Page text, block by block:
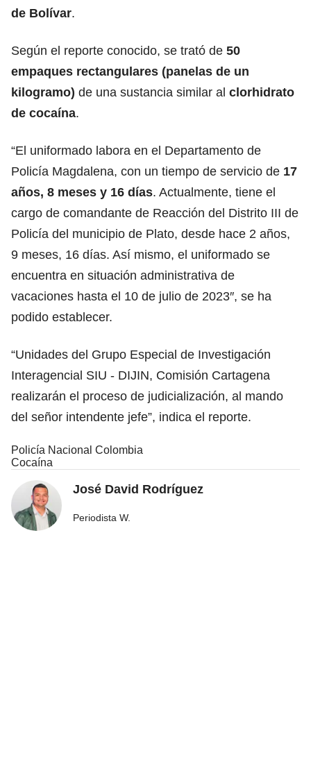
de Bolívar.
Según el reporte conocido, se trató de 50
empaques rectangulares (panelas de un
kilogramo) de una sustancia similar al clorhidrato
de cocaína.
“El uniformado labora en el Departamento de
Policía Magdalena, con un tiempo de servicio de 17
años, 8 meses y 16 días. Actualmente, tiene el
cargo de comandante de Reacción del Distrito III de
Policía del municipio de Plato, desde hace 2 años,
9 meses, 16 días. Así mismo, el uniformado se
encuentra en situación administrativa de
vacaciones hasta el 10 de julio de 2023″, se ha
podido establecer.
“Unidades del Grupo Especial de Investigación
Interagencial SIU - DIJIN, Comisión Cartagena
realizarán el proceso de judicialización, al mando
del señor intendente jefe”, indica el reporte.
Policía Nacional Colombia
Cocaína
José David Rodríguez
Periodista W.